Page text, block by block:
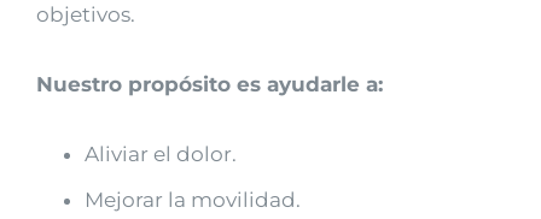
objetivos.
Nuestro propósito es ayudarle a:
Aliviar el dolor.
Mejorar la movilidad.